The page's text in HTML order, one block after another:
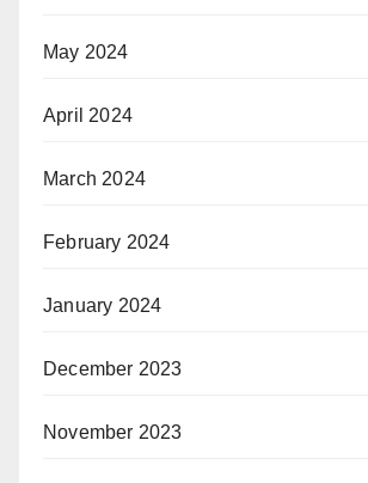
May 2024
April 2024
March 2024
February 2024
January 2024
December 2023
November 2023